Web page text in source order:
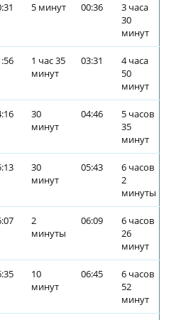
5 минут 00:36
3 часа
30
минут
1 час 35
минут
03:31
4 часа
50
минут
30
минут
04:46
5 часов
35
минут
30
минут
05:43
6 часов
2
минуты
2
минуты
06:09
6 часов
26
минут
10
минут
06:45
6 часов
52
минут